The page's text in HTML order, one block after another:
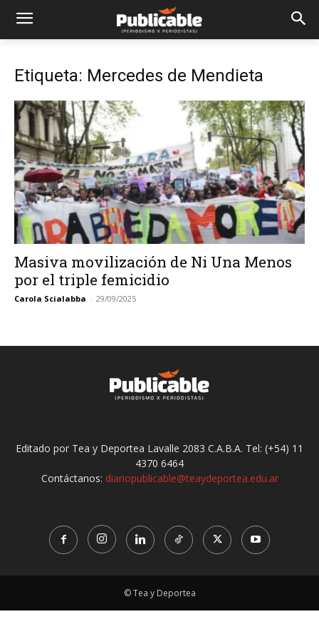
Etiqueta: Mercedes de Mendieta
Masiva movilización de Ni Una Menos
por el triple femicidio
Carola Scialabba - 29/09/2025
Editado por Tea y Deportea Lavalle 2083 C.A.B.A. Tel: (+54) 11
4370 6464
Contáctanos: diariopublicable@teaydeportea.edu.ar
© Tea y Deportea